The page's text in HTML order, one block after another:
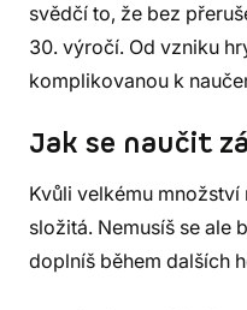
svědčí to, že bez
30. výročí. Od vzniku
komplikovanou k
Jak se naučit
Kvůli velkému
složitá. Nemusíš se ale
doplníš během dalších